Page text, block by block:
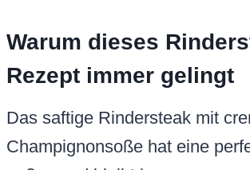
Warum dieses
Rezept immer gelingt
Das saftige Rindersteak mit
Champignonsoße hat eine